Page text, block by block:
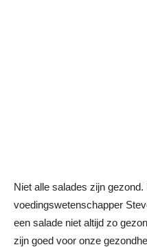
Niet alle salades zijn gezond.
voedingswetenschapper
een salade niet altijd zo
zijn goed voor onze